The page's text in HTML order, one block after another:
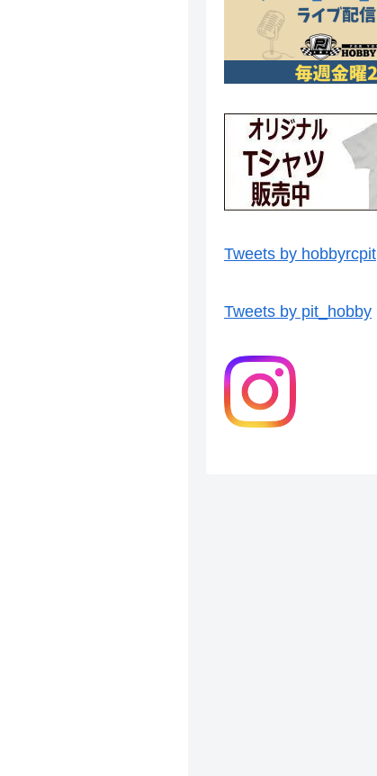
Tweets by hobbyrcpit
Tweets by pit_hobby